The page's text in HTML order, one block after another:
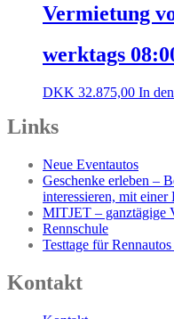
Vermietung
werktags
DKK 32.875,00 In
Links
Neue Eventautos
Geschenke erleben –
interessieren, mit
MITJET – ganztägige
Rennschule
Testtage für
Kontakt